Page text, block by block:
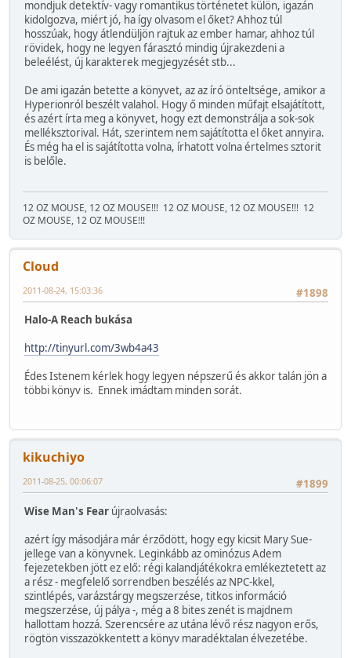
mondjuk detektív- vagy romantikus történetet külön, igazán
kidolgozva, miért jó, ha így olvasom el őket? Ahhoz túl
hosszúak, hogy átlendüljön rajtuk az ember hamar, ahhoz túl
rövidek, hogy ne legyen fárasztó mindig újrakezdeni a
beleélést, új karakterek megjegyzését stb...
De ami igazán betette a könyvet, az az író önteltsége, amikor a
Hyperionról beszélt valahol. Hogy ő minden műfajt elsajátított,
és azért írta meg a könyvet, hogy ezt demonstrálja a sok-sok
melléksztorival. Hát, szerintem nem sajátította el őket annyira.
És még ha el is sajátította volna, írhatott volna értelmes sztorit
is belőle.
12 OZ MOUSE, 12 OZ MOUSE!!! 12 OZ MOUSE, 12 OZ MOUSE!!! 12
OZ MOUSE, 12 OZ MOUSE!!!
Cloud
#1898
2011-08-24, 15:03:36
Halo-A Reach bukása
http://tinyurl.com/3wb4a43
Édes Istenem kérlek hogy legyen népszerű és akkor talán jön a
többi könyv is. Ennek imádtam minden sorát.
kikuchiyo
#1899
2011-08-25, 00:06:07
Wise Man's Fear újraolvasás:
azért így másodjára már érződött, hogy egy kicsit Mary Sue-
jellege van a könyvnek. Leginkább az ominózus Adem
fejezetekben jött ez elő: régi kalandjátékokra emlékeztetett az
a rész - megfelelő sorrendben beszélés az NPC-kkel,
szintlépés, varázstárgy megszerzése, titkos információ
megszerzése, új pálya -, még a 8 bites zenét is majdnem
hallottam hozzá. Szerencsére az utána lévő rész nagyon erős,
rögtön visszazökkentett a könyv maradéktalan élvezetébe.